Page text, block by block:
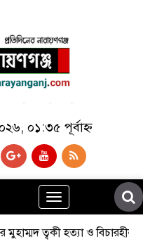
০১:৩৫ পূর্বাহ্ন
Toggle
navigation
ত্বকী হত্যা ও বিচারহীনতার